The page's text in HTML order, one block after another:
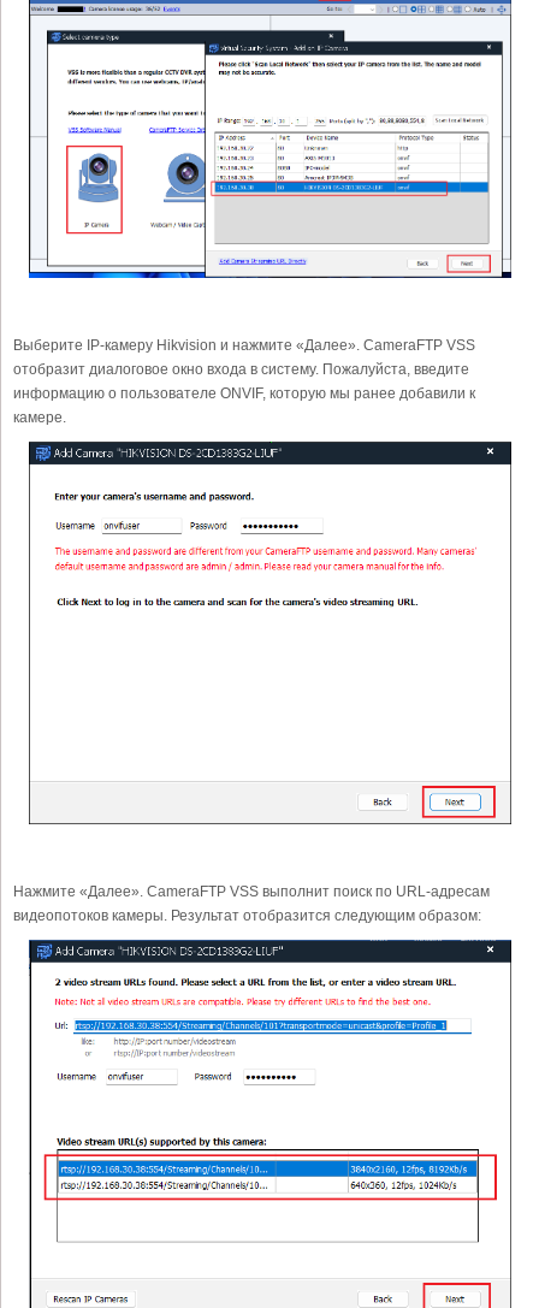
Выберите IP-камеру Hikvision и нажмите «Далее». CameraFTP VSS
отобразит диалоговое окно входа в систему. Пожалуйста, введите
информацию о пользователе ONVIF, которую мы ранее добавили к
камере.
Нажмите «Далее». CameraFTP VSS выполнит поиск по URL-адресам
видеопотоков камеры. Результат отобразится следующим образом: